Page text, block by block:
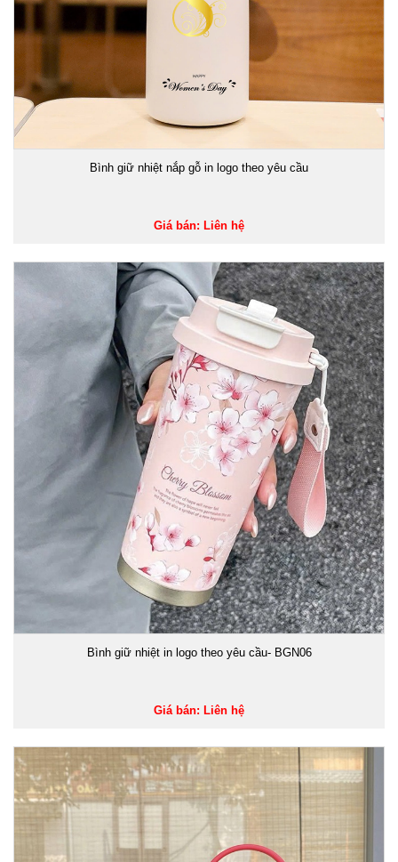
Bình giữ nhiệt nắp gỗ in logo theo yêu cầu
Giá bán: Liên hệ
Bình giữ nhiệt in logo theo yêu cầu- BGN06
Giá bán: Liên hệ